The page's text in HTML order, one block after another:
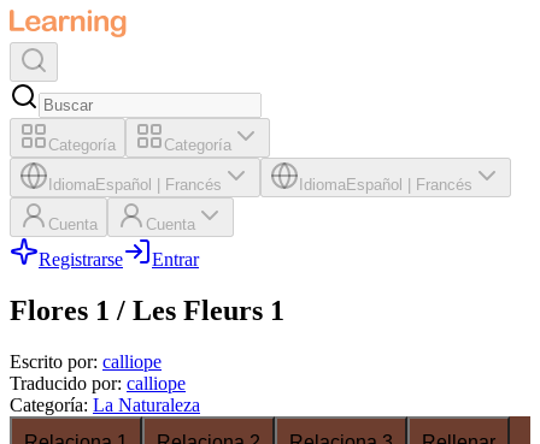
Categoría Categoría
IdiomaEspañol Francés IdiomaEspañol Francés
Cuenta Cuenta
Registrarse Entrar
Flores 1 / Les Fleurs 1
Escrito por: calliope
Traducido por: calliope
Categoría: La Naturaleza